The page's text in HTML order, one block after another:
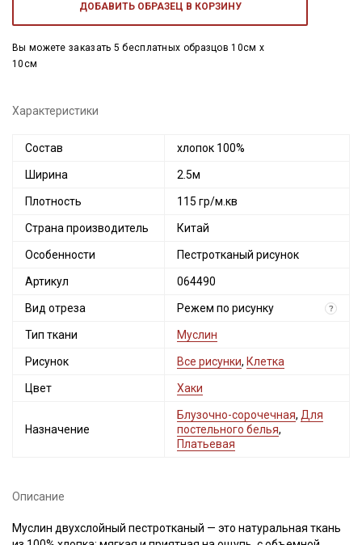
ДОБАВИТЬ ОБРАЗЕЦ В КОРЗИНУ
Вы можете заказать 5 бесплатных образцов 10см x
10см
Характеристики
Состав хлопок 100%
Ширина 2.5м
Плотность 115 гр/м.кв
Страна производитель Китай
Особенности Пестротканый рисунок
Артикул 064490
Вид отреза Режем по рисунку ?
Тип ткани Муслин
Рисунок Все рисунки, Клетка
Цвет Хаки
Назначение
Блузочно-сорочечная, Для
постельного белья,
Платьевая
Описание
Муслин двухслойный пестротканый — это натуральная ткань